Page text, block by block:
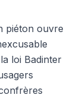
piéton ouvre
loi Badinter